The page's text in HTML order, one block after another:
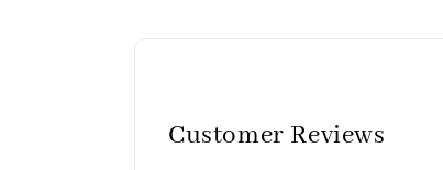
Customer Reviews